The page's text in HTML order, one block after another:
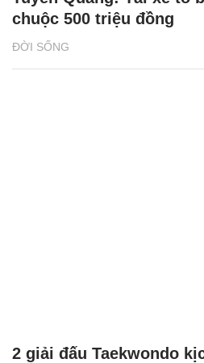
ĐỜI SỐNG
chuộc 500 triệu đồng
2 giải đấu Taekwondo